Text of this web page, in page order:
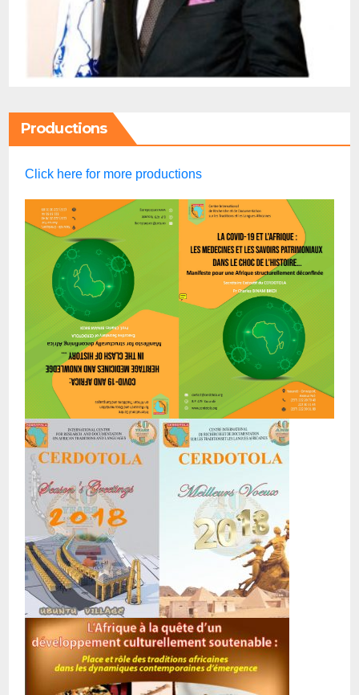
Productions
Click here for more productions